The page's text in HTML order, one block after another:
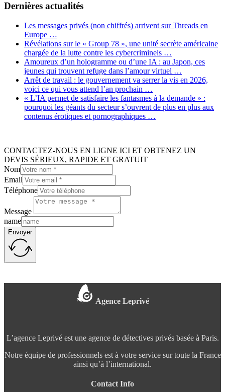
Dernières actualités
Les messages privés (non chiffrés) arrivent sur Threads en
Europe …
Révélations sur le « Group 78 », une unité secrète américaine
chargée de la lutte contre les cybercriminels …
Amoureux d’un hologramme ou d’une IA : au Japon, ces
jeunes qui trouvent refuge dans l’amour virtuel …
Arrêt de travail : le gouvernement va serrer la vis en 2026,
voici ce qui vous attend l’an prochain …
« L’IA permet de satisfaire les fantasmes à la demande » :
pourquoi les géants du secteur s’ouvrent de plus en plus aux
contenus érotiques et pornographiques …
CONTACTEZ-NOUS EN LIGNE ICI ET OBTENEZ UN
DEVIS SÉRIEUX, RAPIDE ET GRATUIT
Nom
Email
Téléphone
Message
name
Envoyer
Agence Leprivé
L’agence Leprivé est une agence de détectives privés basée à Paris.
Notre équipe de professionnels est à votre service sur toute la France
ainsi qu’à l’international.
Contact Info